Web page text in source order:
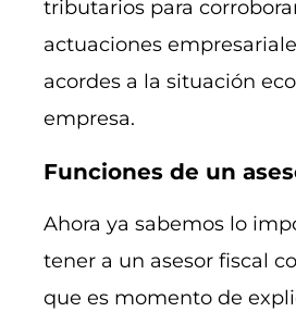
tributarios para
actuaciones
acordes a la situación
empresa.
Funciones de un
Ahora ya sabemos lo
tener a un asesor fiscal
que es momento de